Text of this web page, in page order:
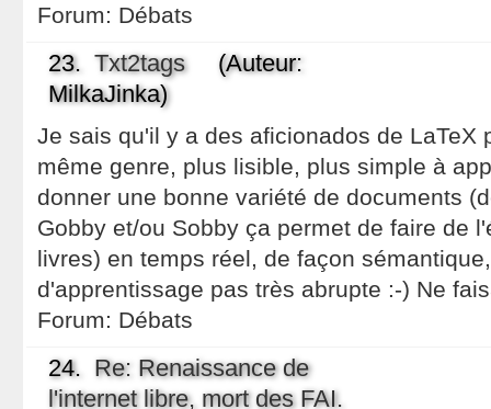
Forum: Débats
23. Txt2tags(Auteur:
MilkaJinka)
Je sais qu'il y a des aficionados de LaTeX
même genre, plus lisible, plus simple à
donner une bonne variété de documents
Gobby et/ou Sobby ça permet de faire de
livres) en temps réel, de façon
d'apprentissage pas très abrupte :-) Ne
Forum: Débats
24. Re: Renaissance de
l'internet libre, mort des FAI.